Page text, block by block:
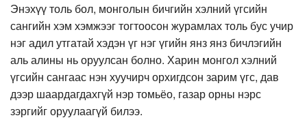
Энэхүү толь бол, монголын бичгийн хэлний үгсийн
сангийн хэм хэмжээг тогтоосон журамлах толь бус учир
нэг адил утгатай хэдэн үг нэг үгийн янз янз бичлэгийн
аль алины нь оруулсан болно. Харин монгол хэлний
үгсийн сангаас нэн хуучирч орхигдсон зарим үгс, дав
дээр шаардагдахгүй нэр томьёо, газар орны нэрс
зэргийг оруулаагүй билээ.